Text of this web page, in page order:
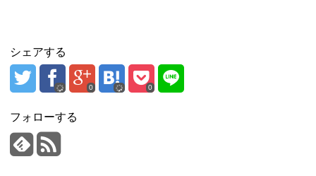
シェアする
0 0
フォローする